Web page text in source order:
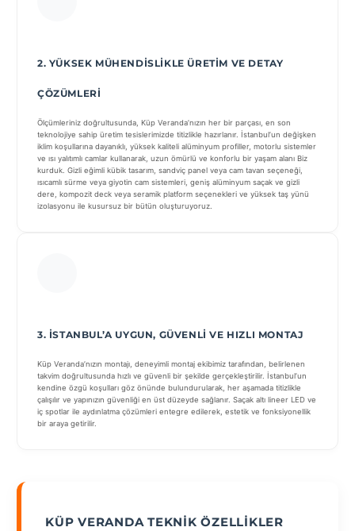
2. YÜKSEK MÜHENDISLIKLE ÜRETIM VE DETAY
ÇÖZÜMLERI
Ölçümleriniz doğrultusunda, Küp Veranda’nızın her bir parçası, en son
teknolojiye sahip üretim tesislerimizde titizlikle hazırlanır. İstanbul’un değişken
iklim koşullarına dayanıklı, yüksek kaliteli alüminyum profiller, motorlu sistemler
ve ısı yalıtımlı camlar kullanarak, uzun ömürlü ve konforlu bir yaşam alanı Biz
kurduk. Gizli eğimli kübik tasarım, sandviç panel veya cam tavan seçeneği,
ısıcamlı sürme veya giyotin cam sistemleri, geniş alüminyum saçak ve gizli
dere, kompozit deck veya seramik platform seçenekleri ve yüksek taş yünü
izolasyonu ile kusursuz bir bütün oluşturuyoruz.
3. İSTANBUL’A UYGUN, GÜVENLI VE HIZLI MONTAJ
Küp Veranda’nızın montajı, deneyimli montaj ekibimiz tarafından, belirlenen
takvim doğrultusunda hızlı ve güvenli bir şekilde gerçekleştirilir. İstanbul’un
kendine özgü koşulları göz önünde bulundurularak, her aşamada titizlikle
çalışılır ve yapınızın güvenliği en üst düzeyde sağlanır. Saçak altı lineer LED ve
iç spotlar ile aydınlatma çözümleri entegre edilerek, estetik ve fonksiyonellik
bir araya getirilir.
KÜP VERANDA TEKNIK ÖZELLIKLER